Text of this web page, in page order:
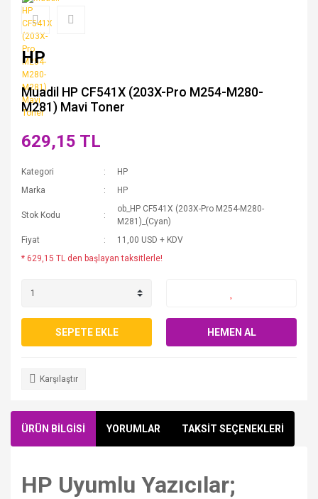
HP
Muadil HP CF541X (203X-Pro M254-M280-
M281) Mavi Toner
629,15 TL
Kategori
HP
Marka
HP
Stok Kodu
ob_HP CF541X (203X-Pro M254-M280-
M281)_(Cyan)
Fiyat
11,00 USD + KDV
* 629,15 TL den başlayan taksitlerle!
SEPETE EKLE HEMEN AL
Karşılaştır
ÜRÜN BİLGİSİ YORUMLAR TAKSİT SEÇENEKLERİ
HP Uyumlu Yazıcılar;